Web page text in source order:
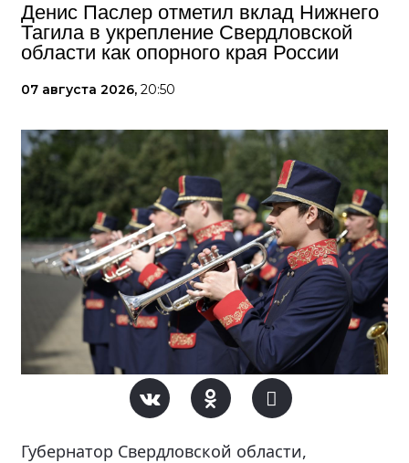
Денис Паслер отметил вклад Нижнего
Тагила в укрепление Свердловской
области как опорного края России
07 августа 2026, 20:50
Губернатор Свердловской области,